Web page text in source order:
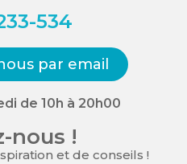
534
par email
de 10h à 20h00
nous !
et de conseils !